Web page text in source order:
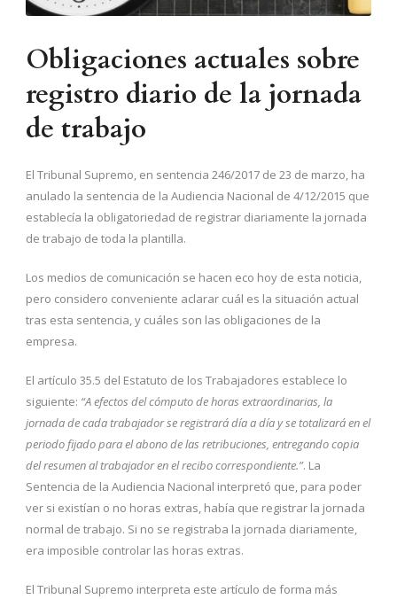
Obligaciones actuales sobre
registro diario de la jornada
de trabajo
El Tribunal Supremo, en sentencia 246/2017 de 23 de marzo, ha
anulado la sentencia de la Audiencia Nacional de 4/12/2015 que
establecía la obligatoriedad de registrar diariamente la jornada
de trabajo de toda la plantilla.
Los medios de comunicación se hacen eco hoy de esta noticia,
pero considero conveniente aclarar cuál es la situación actual
tras esta sentencia, y cuáles son las obligaciones de la
empresa.
El artículo 35.5 del Estatuto de los Trabajadores establece lo
siguiente: “A efectos del cómputo de horas extraordinarias, la
jornada de cada trabajador se registrará día a día y se totalizará en el
periodo fijado para el abono de las retribuciones, entregando copia
del resumen al trabajador en el recibo correspondiente.”. La
Sentencia de la Audiencia Nacional interpretó que, para poder
ver si existían o no horas extras, había que registrar la jornada
normal de trabajo. Si no se registraba la jornada diariamente,
era imposible controlar las horas extras.
El Tribunal Supremo interpreta este artículo de forma más